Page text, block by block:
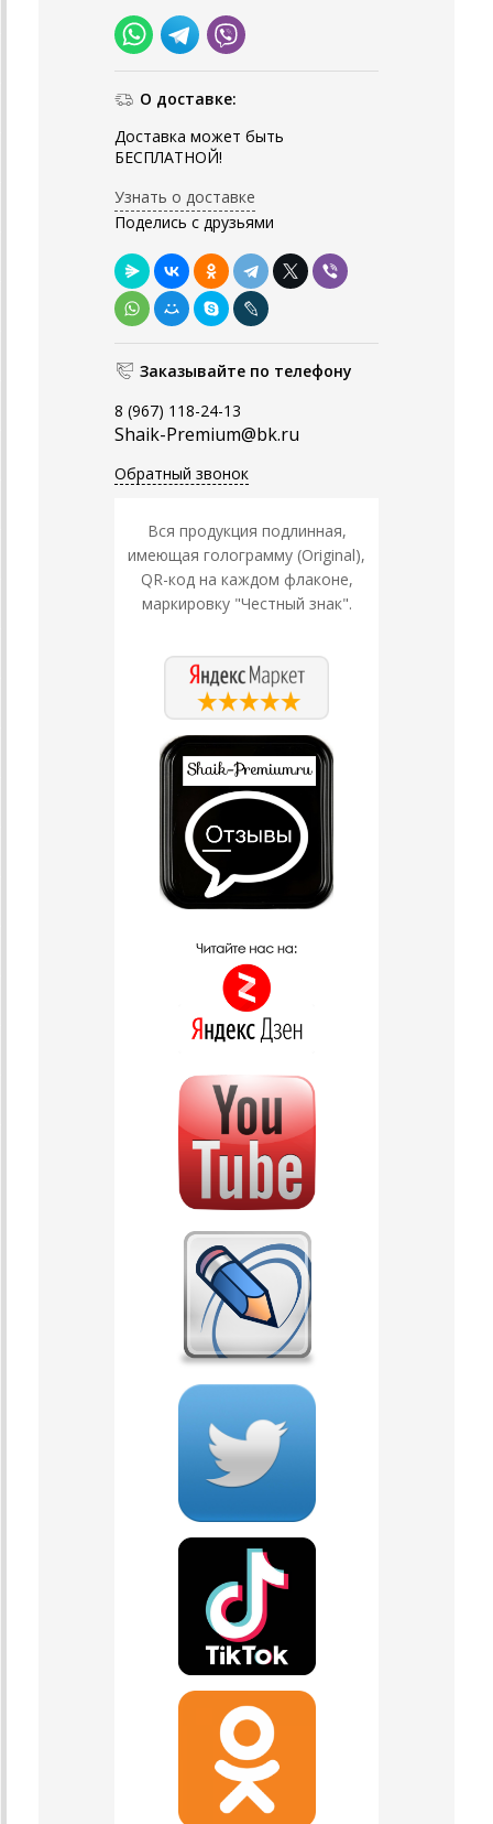
О доставке:
Доставка может быть
БЕСПЛАТНОЙ!
Узнать о доставке
Поделись с друзьями
Заказывайте по телефону
8 (967) 118-24-13
Shaik-Premium@bk.ru
Обратный звонок
Вся продукция подлинная,
имеющая голограмму (Original),
QR-код на каждом флаконе,
маркировку "Честный знак".